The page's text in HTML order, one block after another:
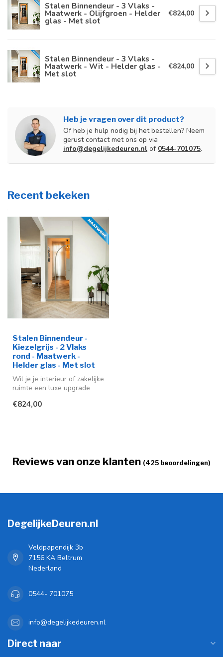
Stalen Binnendeur - 3 Vlaks -
Maatwerk - Olijfgroen - Helder
glas - Met slot
€824,00
Stalen Binnendeur - 3 Vlaks -
Maatwerk - Wit - Helder glas -
Met slot
€824,00
Heb je vragen over dit product?
Of heb je hulp nodig bij het bestellen? Neem
gerust contact met ons op via
info@degelijkedeuren.nl of 0544-701075.
Recent bekeken
Stalen Binnendeur -
Kiezelgrijs - 2 Vlaks
rond - Maatwerk -
Helder glas - Met slot
Wil je je interieur of zakelijke
ruimte een luxe upgrade
€824,00
Reviews van onze klanten (425 beoordelingen)
DegelijkeDeuren.nl
Veldpapendijk 3b
7156 KA Beltrum
Nederland
0544- 701075
info@degelijkedeuren.nl
Direct naar